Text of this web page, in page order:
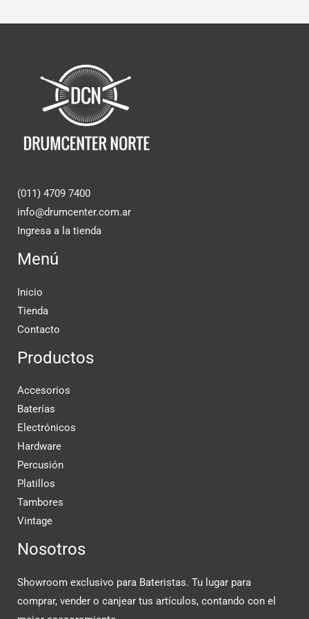
(011) 4709 7400
info@drumcenter.com.ar
Ingresa a la tienda
Menú
Inicio
Tienda
Contacto
Productos
Accesorios
Baterías
Electrónicos
Hardware
Percusión
Platillos
Tambores
Vintage
Nosotros
Showroom exclusivo para Bateristas. Tu lugar para
comprar, vender o canjear tus artículos, contando con el